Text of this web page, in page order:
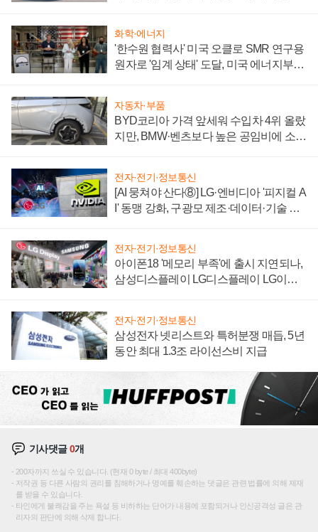
화학·에너지
'한수원 협력사' 미국 오클로 SMR 연구용
원자로 '임계 상태' 도달, 미국 에너지부
자동차·부품
BYD코리아 가격 앞세워 수입차 4위 올랐
지만, BMW·벤츠보다 높은 공임비에 소비
전자·전기·정보통신
[AI 뭉쳐야 산다⑧] LG·엔비디아 '피지컬 A
I' 동맹 강화, 구광모 제조·데이터·기술 결
전자·전기·정보통신
아이폰18 '메모리 부족'에 출시 지연되나,
삼성디스플레이 LG디스플레이 LG이노
전자·전기·정보통신
삼성전자 넷리스트와 특허분쟁 매듭, 5년
동안 최대 1.3조 라이선스비 지급
기사댓글0개
200자까지 쓰실 수 있습니다. (현재 0 byte / 최대 400byte)
저작권 등 다른 사람의 권리를 침해하거나 명예를 훼손하는 댓글은 관련 법률에 의해 제재
를 받을 수 있습니다.
타인에게 불쾌감을 주는 욕설 등 비하하는 단어가 내용에 포함되거나 인신공격성 글은 관
리자의 판단에 의해 삭제 합니다.